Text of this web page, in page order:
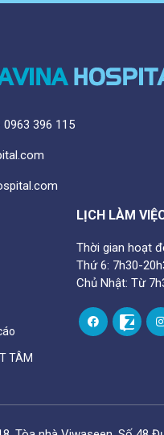
396 115
TÂM
LỊCH LÀM
Thời gian hoạt
Thứ 6: 7h30-
Chủ Nhật: Từ